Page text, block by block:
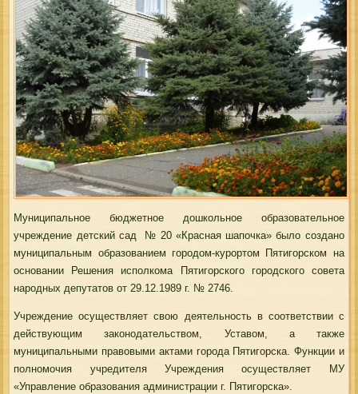
Муниципальное бюджетное дошкольное образовательное
учреждение детский сад № 20 «Красная шапочка» было создано
муниципальным образованием городом-курортом Пятигорском на
основании Решения исполкома Пятигорского городского совета
народных депутатов от 29.12.1989 г. № 2746.
Учреждение осуществляет свою деятельность в соответствии с
действующим законодательством, Уставом, а также
муниципальными правовыми актами города Пятигорска. Функции и
полномочия учредителя Учреждения осуществляет МУ
«Управление образования администрации г. Пятигорска».